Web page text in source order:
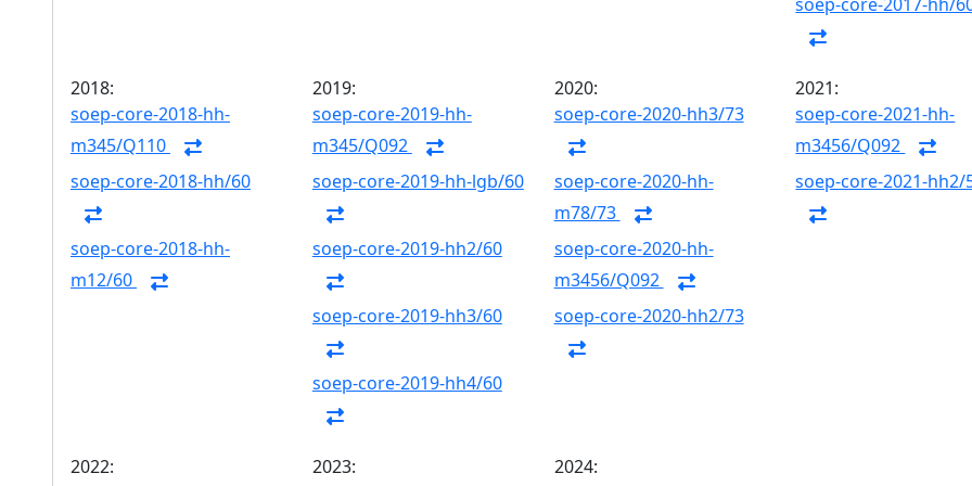
2018:
soep-core-2018-hh-
m345/Q110
soep-core-2018-hh/60
soep-core-2018-hh-
m12/60
2019:
soep-core-2019-hh-
m345/Q092
soep-core-2019-hh-lgb/60
soep-core-2019-hh2/60
soep-core-2019-hh3/60
soep-core-2019-hh4/60
2020:
soep-core-2020-hh3/73
soep-core-2020-hh-
m78/73
soep-core-2020-hh-
m3456/Q092
soep-core-2020-hh2/73
2021:
soep-core-2021-hh-
m3456/Q092
soep-core-2021-hh2/
2022:
2023:
2024: